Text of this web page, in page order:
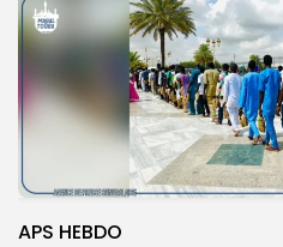
APS HEBDO